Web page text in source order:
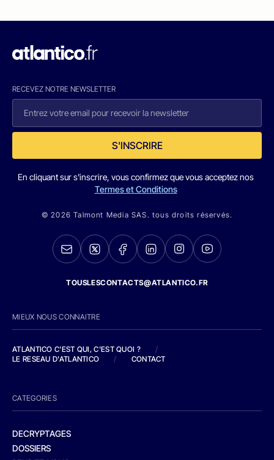
RECEVEZ NOTRE NEWSLETTER
S'INSCRIRE
En cliquant sur s'inscrire, vous confirmez que vous acceptez nos
Termes et Conditions
© 2026 Talmont Media SAS. tous droits réservés.
TOUSLESCONTACTS@ATLANTICO.FR
MIEUX NOUS CONNAITRE
ATLANTICO C'EST QUI, C'EST QUOI ?
/
LE RESEAU D'ATLANTICO
/ CONTACT
CATEGORIES
DECRYPTAGES
DOSSIERS